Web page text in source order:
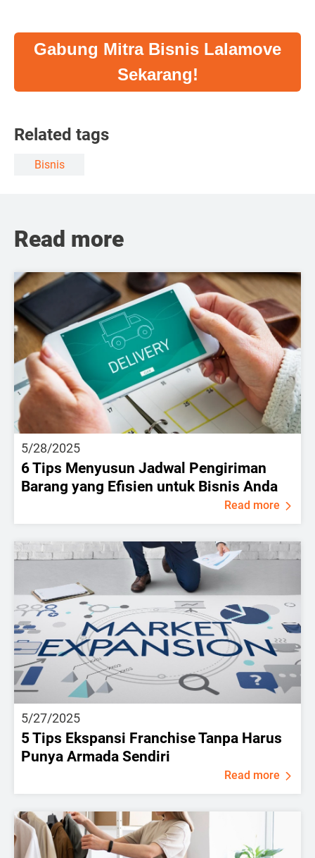
Gabung Mitra Bisnis Lalamove
Sekarang!
Related tags
Bisnis
Read more
5/28/2025
6 Tips Menyusun Jadwal Pengiriman
Barang yang Efisien untuk Bisnis Anda
Read more
5/27/2025
5 Tips Ekspansi Franchise Tanpa Harus
Punya Armada Sendiri
Read more